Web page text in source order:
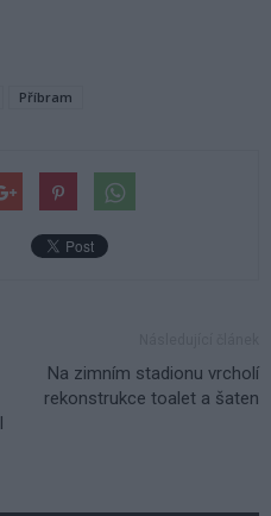
Příbram
Na zimním stadionu vrcholí
rekonstrukce toalet a šaten